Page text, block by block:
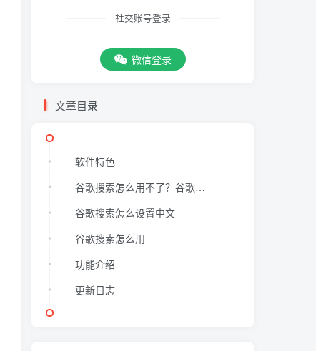
社交账号登录
微信登录
文章目录
软件特色
谷歌搜索怎么用不了？谷歌搜索怎么才能用
谷歌搜索怎么设置中文
谷歌搜索怎么用
功能介绍
更新日志